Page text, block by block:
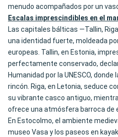
menudo acompañados por un
Escalas imprescindibles en el
Las capitales bálticas —Tallin,
una identidad fuerte, moldeada
europeas. Tallin, en Estonia,
perfectamente conservado,
Humanidad por la UNESCO,
rincón. Riga, en Letonia, seduce
su vibrante casco antiguo,
ofrece una atmósfera barroca de
En Estocolmo, el ambiente
museo Vasa y los paseos en